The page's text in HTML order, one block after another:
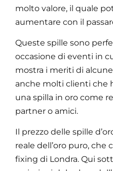
molto valore, il quale
aumentare con il
Queste spille sono
occasione di eventi in
mostra i meriti di
anche molti clienti che
una spilla in oro come
partner o amici.
Il prezzo delle spille
reale dell’oro puro,
fixing di Londra. Qui